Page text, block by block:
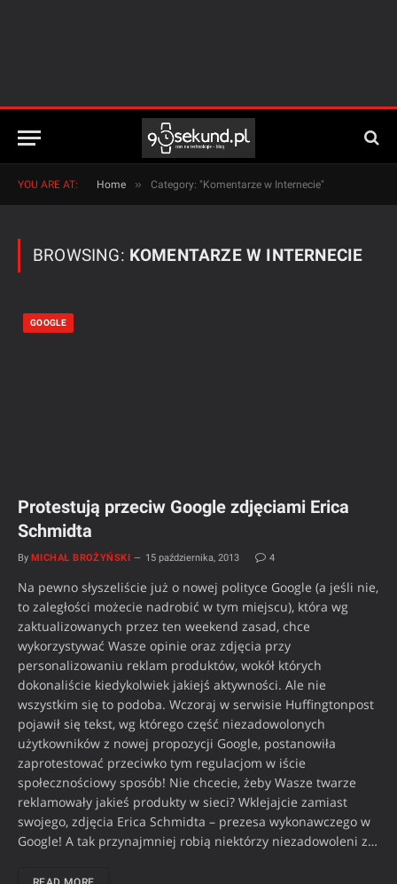
YOU ARE AT: Home » Category: "Komentarze w Internecie"
BROWSING: KOMENTARZE W INTERNECIE
GOOGLE
Protestują przeciw Google zdjęciami Erica
Schmidta
By MICHAŁ BROŻYŃSKI 15 października, 2013 4
Na pewno słyszeliście już o nowej polityce Google (a jeśli nie,
to zaległości możecie nadrobić w tym miejscu), która wg
zaktualizowanych przez ten weekend zasad, chce
wykorzystywać Wasze opinie oraz zdjęcia przy
personalizowaniu reklam produktów, wokół których
dokonaliście kiedykolwiek jakiejś aktywności. Ale nie
wszystkim się to podoba. Wczoraj w serwisie Huffingtonpost
pojawił się tekst, wg którego część niezadowolonych
użytkowników z nowej propozycji Google, postanowiła
zaprotestować przeciwko tym regulacjom w iście
społecznościowy sposób! Nie chcecie, żeby Wasze twarze
reklamowały jakieś produkty w sieci? Wklejajcie zamiast
swojego, zdjęcia Erica Schmidta – prezesa wykonawczego w
Google! A tak przynajmniej robią niektórzy niezadowoleni z…